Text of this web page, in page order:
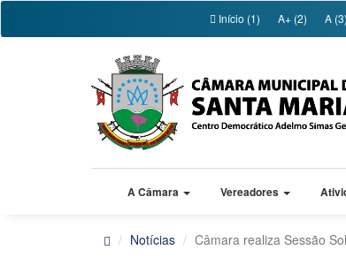
Início (1) A+ (2) A (3)
A Câmara Vereadores
Notícias Câmara realiza Sessão